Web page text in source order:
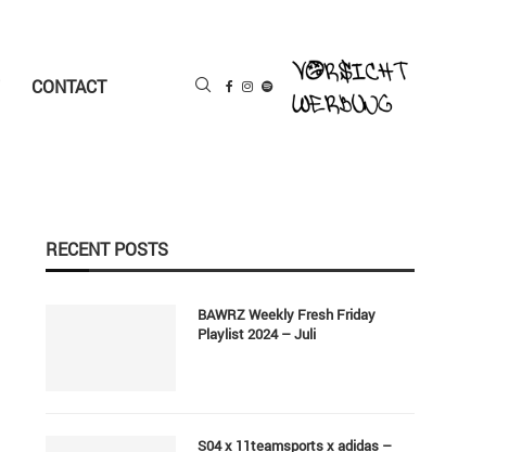
CONTACT
RECENT POSTS
BAWRZ Weekly Fresh Friday
Playlist 2024 – Juli
S04 x 11teamsports x adidas –